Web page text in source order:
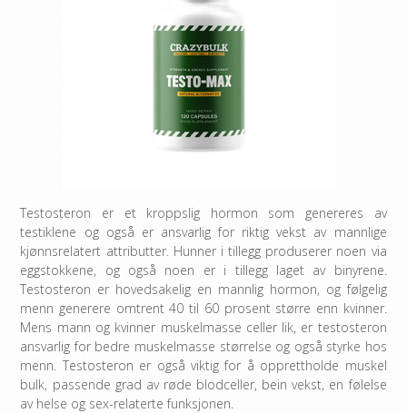
Testosteron er et kroppslig hormon som genereres av
testiklene og også er ansvarlig for riktig vekst av mannlige
kjønnsrelatert attributter. Hunner i tillegg produserer noen via
eggstokkene, og også noen er i tillegg laget av binyrene.
Testosteron er hovedsakelig en mannlig hormon, og følgelig
menn generere omtrent 40 til 60 prosent større enn kvinner.
Mens mann og kvinner muskelmasse celler lik, er testosteron
ansvarlig for bedre muskelmasse størrelse og også styrke hos
menn. Testosteron er også viktig for å opprettholde muskel
bulk, passende grad av røde blodceller, bein vekst, en følelse
av helse og sex-relaterte funksjonen.